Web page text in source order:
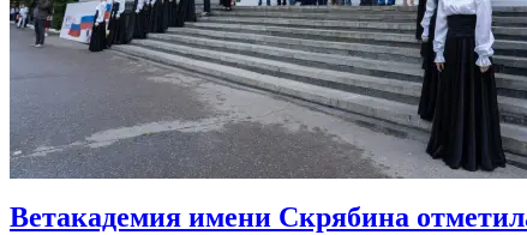
Ветакадемия имени Скрябина